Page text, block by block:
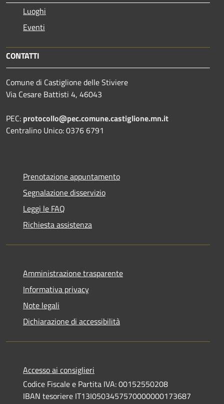
Luoghi
Eventi
CONTATTI
Comune di Castiglione delle Stiviere
Via Cesare Battisti 4, 46043
PEC: protocollo@pec.comune.castiglione.mn.it
Centralino Unico: 0376 6791
Prenotazione appuntamento
Segnalazione disservizio
Leggi le FAQ
Richiesta assistenza
Amministrazione trasparente
Informativa privacy
Note legali
Dichiarazione di accessibilità
Accesso ai consiglieri
Codice Fiscale e Partita IVA: 00152550208
IBAN tesoriere IT13I0503457570000000173687